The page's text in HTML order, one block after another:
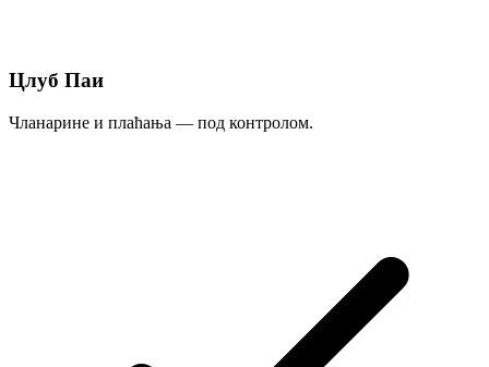
Цлуб Паи
Чланарине и плаћања — под контролом.